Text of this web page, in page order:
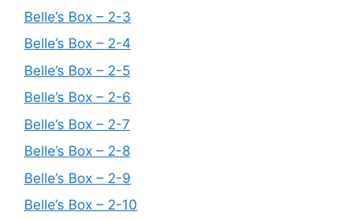
Belle’s Box – 2-3
Belle’s Box – 2-4
Belle’s Box – 2-5
Belle’s Box – 2-6
Belle’s Box – 2-7
Belle’s Box – 2-8
Belle’s Box – 2-9
Belle’s Box – 2-10